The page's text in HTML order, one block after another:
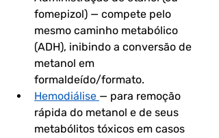
fomepizol) — compete pelo
mesmo caminho metabólico
(ADH), inibindo a conversão de
metanol em
formaldeído/formato.
Hemodiálise — para remoção
rápida do metanol e de seus
metabólitos tóxicos em casos